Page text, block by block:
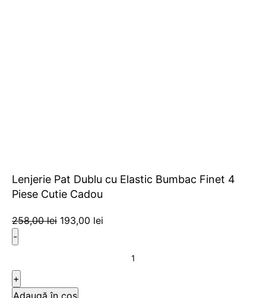
Lenjerie Pat Dublu cu Elastic Bumbac Finet 4
Piese Cutie Cadou
258,00lei 193,00 lei